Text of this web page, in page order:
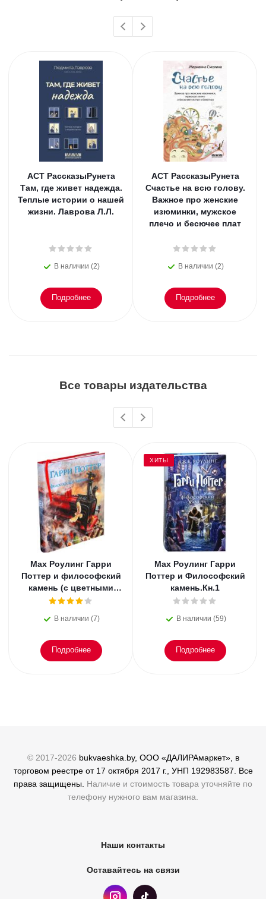
АСТ РассказыРунета
Там, где живет надежда.
Теплые истории о нашей
жизни. Лаврова Л.Л.
В наличии (2)
Подробнее
АСТ РассказыРунета
Счастье на всю голову.
Важное про женские
изюминки, мужское
плечо и бесючее плат
В наличии (2)
Подробнее
Все товары издательства
Мах Роулинг Гарри
Поттер и философский
камень (с цветными
иллюстрациями).Кн.1
В наличии (7)
Подробнее
ХИТЫ
Мах Роулинг Гарри
Поттер и Философский
камень.Кн.1
В наличии (59)
Подробнее
© 2017-2026 bukvaeshka.by, ООО «ДАЛИРАмаркет», в
торговом реестре от 17 октября 2017 г., УНП 192983587. Все
права защищены. Наличие и стоимость товара уточняйте по
телефону нужного вам магазина.
Наши контакты
Оставайтесь на связи